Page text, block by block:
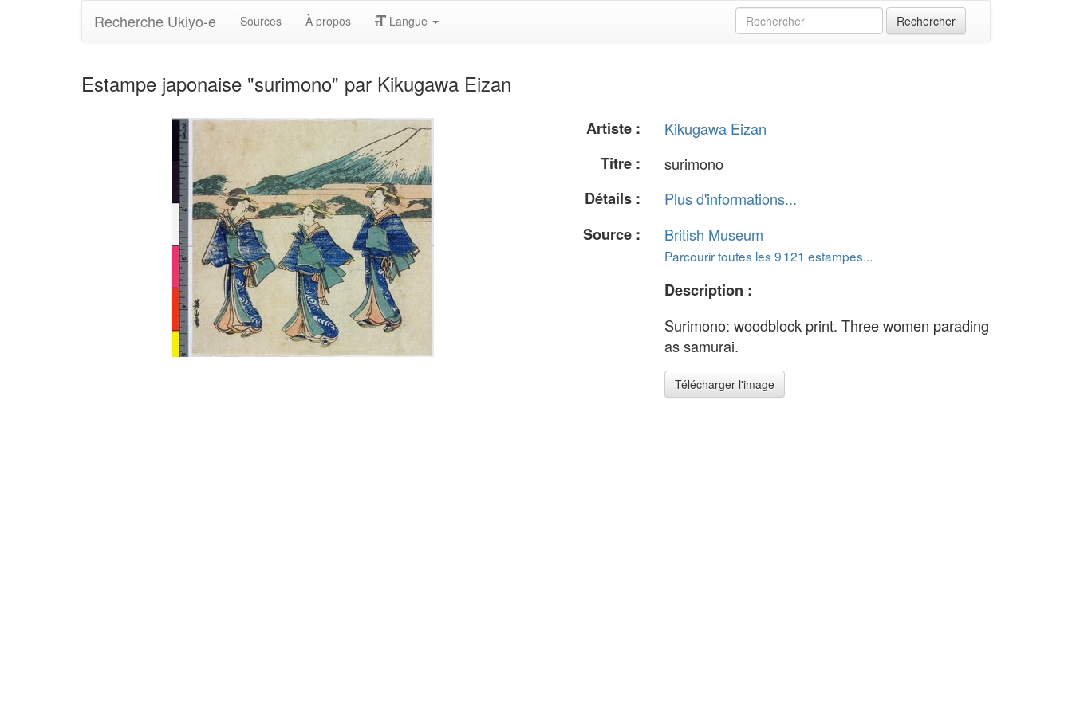
Recherche Ukiyo-e Sources À propos Langue
Estampe japonaise "surimono" par Kikugawa Eizan
Artiste :
Kikugawa Eizan
Titre :
surimono
Détails :
Plus d'informations...
Source :
British Museum
Parcourir toutes les 9 121 estampes...
Description :
Surimono: woodblock print. Three women parading
as samurai.
Télécharger l'image